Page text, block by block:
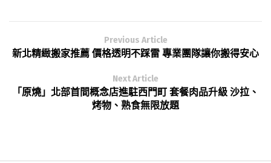
Previous Article
新北精緻搬家推薦 價格透明不踩雷 專業團隊讓你搬得安心
Next Article
「原燒」北部首間概念店進駐西門町 套餐肉品升級 沙拉、
烤物、熟食無限放題